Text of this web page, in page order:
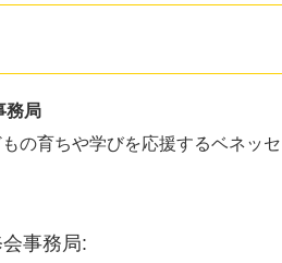
務局
の育ちや学びを応援するベネッ
事務局: